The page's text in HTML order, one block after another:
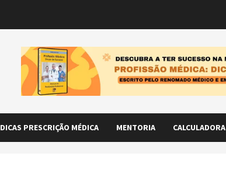
DICAS PRESCRIÇÃO MÉDICA MENTORIA CALCULADORA